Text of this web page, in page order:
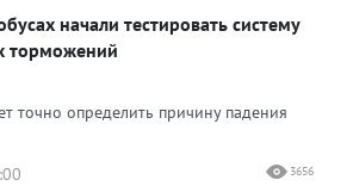
начали тестировать систему
торможений
точно определить причину падения
3656